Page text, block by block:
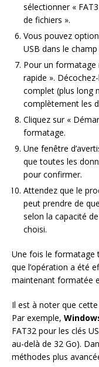
sélectionner «
de fichiers ».
Vous pouvez
USB dans le
Pour un formatage
rapide ».
complet (plus long
complètement les
Cliquez sur «
formatage.
Une fenêtre
que toutes les
pour confirmer.
Attendez que le
peut prendre de
selon la capacité
choisi.
Une fois le formatage
que l’opération a été
maintenant formatée
Il est à noter que
Par exemple,
FAT32 pour les clés
au-delà de 32 Go).
méthodes plus